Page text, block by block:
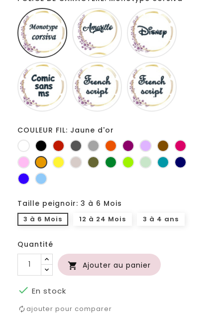
Monotype
corsiva
Amarillo
Comic
sans
ms
French
script
COULEUR FIL: Jaune d'or
BlancNoir RougeGris
foncé
Gris
clair
Orange
PruneLilasMarronFuchsia
RoseJaune
d'or
jauneFicelleKaki Vert
bouteille
Anis Vert
d'eau
Turquoise
Marine
Bleu
roi
Bleu
Taille peignoir: 3 à 6 Mois
3 à 6 Mois 12 à 24 Mois 3 à 4 ans
Quantité
 Ajouter au panier
 En stock
ajouter pour comparer